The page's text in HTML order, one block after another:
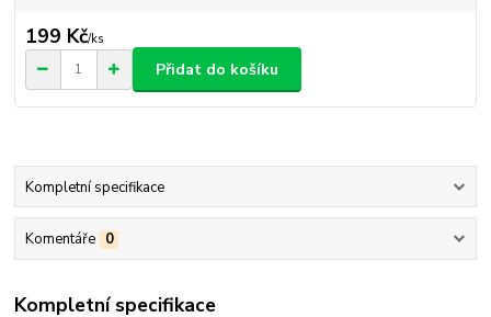
199 Kč/ks
Přidat do košíku
Kompletní specifikace
Komentáře 0
Kompletní specifikace